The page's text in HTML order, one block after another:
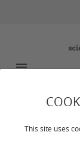
This site uses